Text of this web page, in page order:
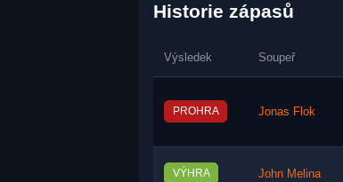
Historie zápasů
Výsledek Soupeř
PROHRA Jonas Flok
VÝHRA John Melina